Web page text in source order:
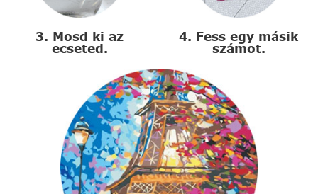
3. Mosd ki az
ecseted.
4. Fess egy másik
számot.